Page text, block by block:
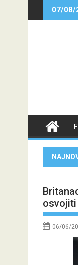
07/08/
osvojiti
06/06/